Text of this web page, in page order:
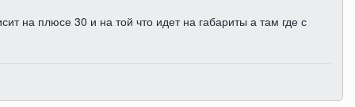
на плюсе 30 и на той что идет на габариты а там где с